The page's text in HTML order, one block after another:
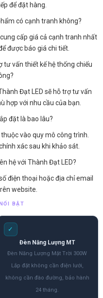
để đặt hàng.
có cạnh tranh không?
cấp giá cả cạnh tranh nhất
được báo giá chi tiết.
tư vấn thiết kế hệ thống chiếu
Đạt LED sẽ hỗ trợ tư vấn
hợp với nhu cầu của bạn.
đặt là bao lâu?
vào quy mô công trình.
xác sau khi khảo sát.
hệ với Thành Đạt LED?
điện thoại hoặc địa chỉ email
website.
BẬT
✓
Đèn Năng Lượng MT
Đèn Năng Lượng Mặt Trời 300W
Lắp đặt không cần điện lưới,
không cần đào đường, bảo hành
24 tháng.